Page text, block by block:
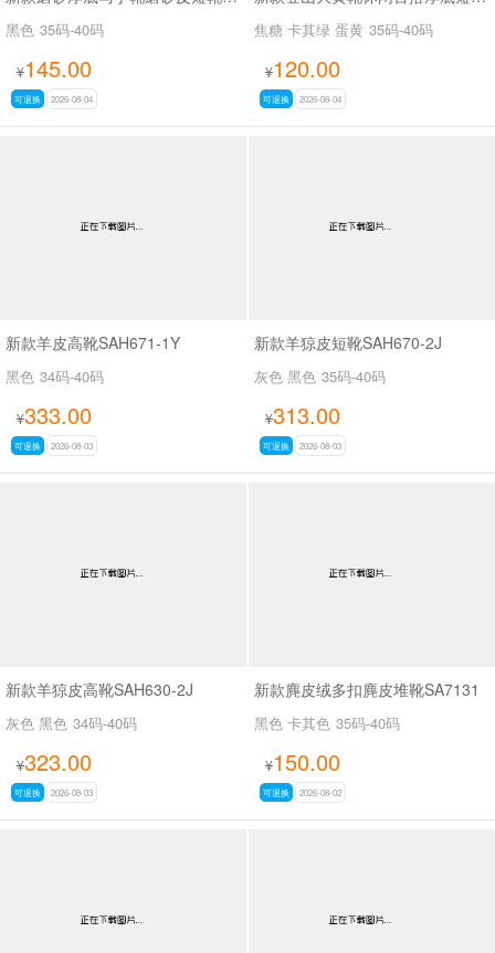
黑色 35码-40码
¥145.00
可退换 2026-08-04
焦糖 卡其绿 蛋黄 35码-40码
¥120.00
可退换 2026-08-04
新款羊皮高靴SAH671-1Y
黑色 34码-40码
¥333.00
可退换 2026-08-03
新款羊猄皮短靴SAH670-2J
灰色 黑色 35码-40码
¥313.00
可退换 2026-08-03
新款羊猄皮高靴SAH630-2J
灰色 黑色 34码-40码
¥323.00
可退换 2026-08-03
新款麂皮绒多扣麂皮堆靴SA7131
黑色 卡其色 35码-40码
¥150.00
可退换 2026-08-02